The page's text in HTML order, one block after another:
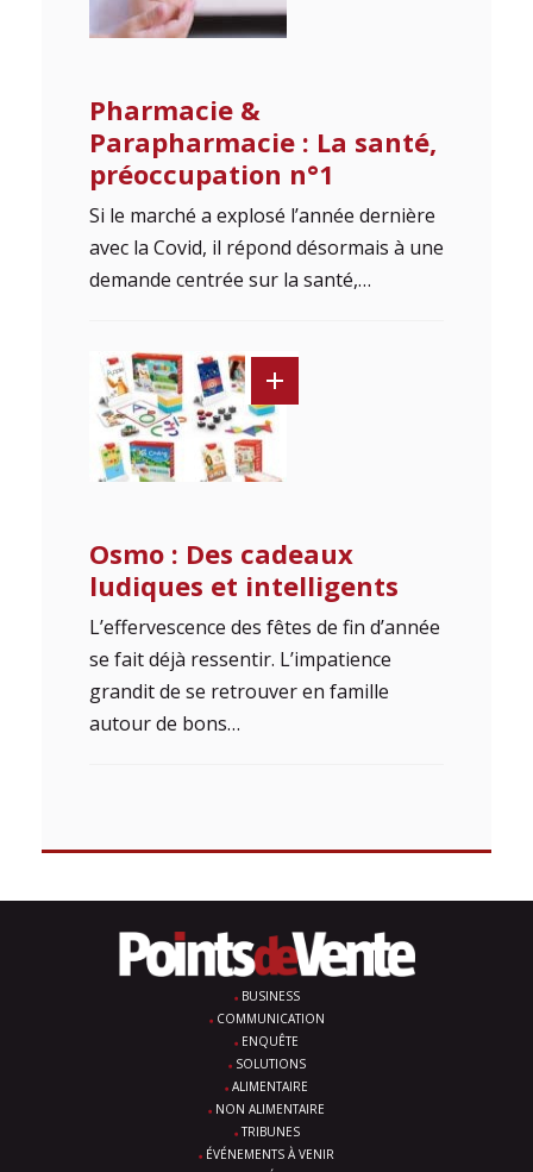
Pharmacie &
Parapharmacie : La santé,
préoccupation n°1
Si le marché a explosé l’année dernière
avec la Covid, il répond désormais à une
demande centrée sur la santé,…
Osmo : Des cadeaux
ludiques et intelligents
L’effervescence des fêtes de fin d’année
se fait déjà ressentir. L’impatience
grandit de se retrouver en famille
autour de bons…
BUSINESS
COMMUNICATION
ENQUÊTE
SOLUTIONS
ALIMENTAIRE
NON ALIMENTAIRE
TRIBUNES
ÉVÉNEMENTS À VENIR